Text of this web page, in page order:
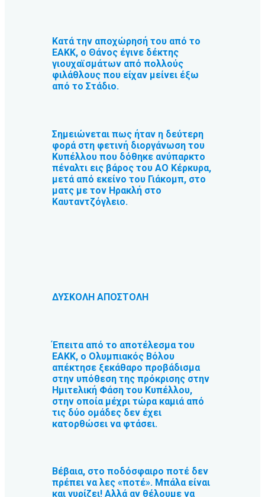
Κατά την αποχώρησή του από το
ΕΑΚΚ, ο Θάνος έγινε δέκτης
γιουχαϊσμάτων από πολλούς
φιλάθλους που είχαν μείνει έξω
από το Στάδιο.
Σημειώνεται πως ήταν η δεύτερη
φορά στη φετινή διοργάνωση του
Κυπέλλου που δόθηκε ανύπαρκτο
πέναλτι εις βάρος του ΑΟ Κέρκυρα,
μετά από εκείνο του Γιάκομπ, στο
ματς με τον Ηρακλή στο
Καυταντζόγλειο.
ΔΥΣΚΟΛΗ ΑΠΟΣΤΟΛΗ
Έπειτα από το αποτέλεσμα του
ΕΑΚΚ, ο Ολυμπιακός Βόλου
απέκτησε ξεκάθαρο προβάδισμα
στην υπόθεση της πρόκρισης στην
Ημιτελική Φάση του Κυπέλλου,
στην οποία μέχρι τώρα καμιά από
τις δύο ομάδες δεν έχει
κατορθώσει να φτάσει.
Βέβαια, στο ποδόσφαιρο ποτέ δεν
πρέπει να λες «ποτέ». Μπάλα είναι
και γυρίζει! Αλλά αν θέλουμε να